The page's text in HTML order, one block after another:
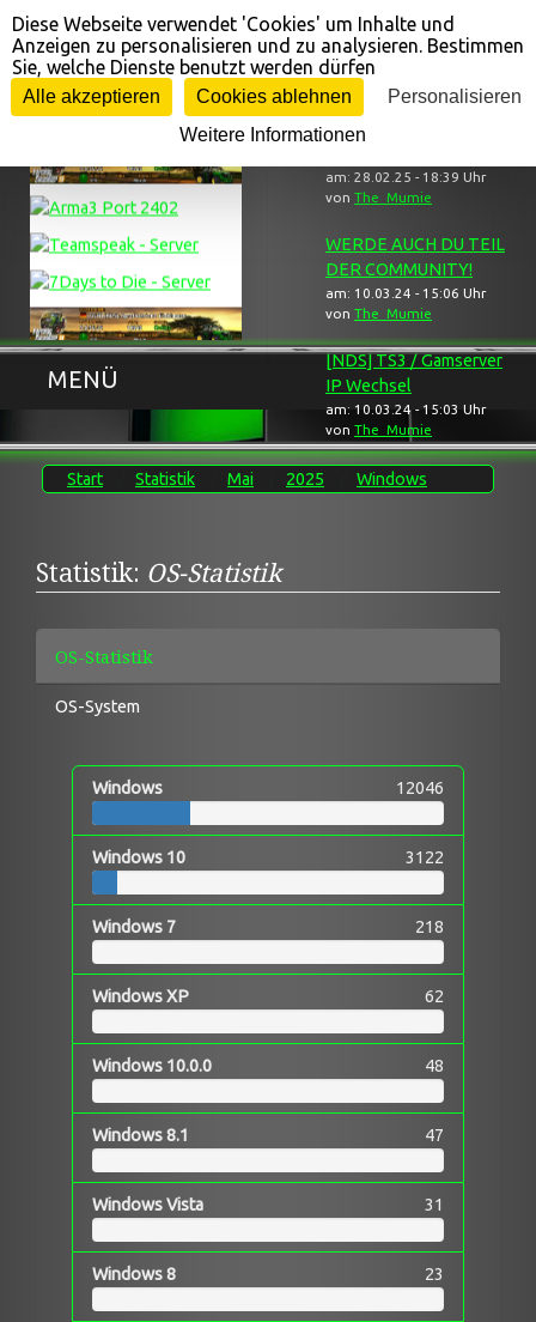
Gameserver ... ... Neuigkeiten
am: 28.02.25 - 18:39 Uhr
von The_Mumie
WERDE AUCH DU TEIL
DER COMMUNITY!
am: 10.03.24 - 15:06 Uhr
von The_Mumie
[NDS] TS3 / Gamserver
IP Wechsel
am: 10.03.24 - 15:03 Uhr
von The_Mumie
MENÜ
Start Statistik Mai 2025 Windows
Statistik: OS-Statistik
OS-Statistik
OS-System
Windows 12046
Windows 10 3122
Windows 7 218
Windows XP 62
Windows 10.0.0 48
Windows 8.1 47
Windows Vista 31
Windows 8 23
Cookie-Einstellungen
Diese Webseite verwendet 'Cookies' um Inhalte und
Anzeigen zu personalisieren und zu analysieren. Bestimmen
Sie, welche Dienste benutzt werden dürfen
Alle akzeptieren Cookies ablehnen
Personalisieren
Weitere Informationen